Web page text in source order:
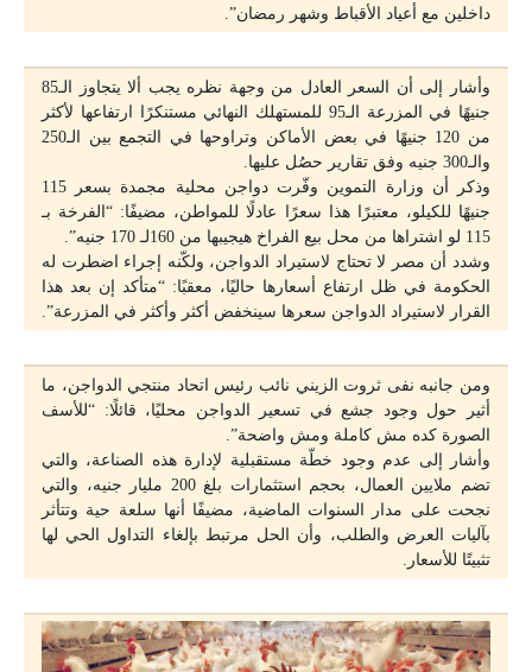
داخلين مع أعياد الأقباط وشهر رمضان”.
وأشار إلى أن السعر العادل من وجهة نظره يجب ألا يتجاوز الـ85
جنيهًا في المزرعة الـ95 للمستهلك النهائي مستنكرًا ارتفاعها لأكثر
من 120 جنيهًا في بعض الأماكن وتراوحها في التجمع بين الـ250
والـ300 جنيه وفق تقارير حصُل عليها.
وذكر أن وزارة التموين وفّرت دواجن محلية مجمدة بسعر 115
جنيهًا للكيلو، معتبرًا هذا سعرًا عادلًا للمواطن، مضيفًا: “الفرخة بـ
115 لو اشتراها من محل بيع الفراخ هيجيبها من 160لـ 170 جنيه”.
وشدد أن مصر لا تحتاج لاستيراد الدواجن، ولكّنه إجراء اضطرت له
الحكومة في ظل ارتفاع أسعارها حاليًا، معقبًا: “متأكد إن بعد هذا
القرار لاستيراد الدواجن سعرها سينخفض أكثر وأكثر في المزرعة”.
ومن جانبه نفى ثروت الزيني نائب رئيس اتحاد منتجي الدواجن، ما
أثير حول وجود جشع في تسعير الدواجن محليًا، قائلًا: “للأسف
الصورة كده مش كاملة ومش واضحة”.
وأشار إلى عدم وجود خطّة مستقبلية لإدارة هذه الصناعة، والتي
تضم ملايين العمال، بحجم استثمارات بلغ 200 مليار جنيه، والتي
نجحت على مدار السنوات الماضية، مضيفًا أنها سلعة حية وتتأثر
بآليات العرض والطلب، وأن الحل مرتبط بإلغاء التداول الحي لها
تثبيتًا للأسعار.